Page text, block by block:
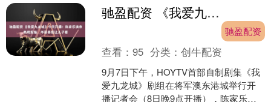
东职责，坚定不移....
驰盈配资 《我爱九龙城》今天开播！陈家乐演亲热戏报备，岑丽香拒让儿子看
驰盈配资
查看：95 分类：创牛配资
9月7日下午，HOYTV首部自制剧集《我
爱九龙城》剧组在将军澳东港城举行开
播记者会（8日晚9点开播），陈家乐、